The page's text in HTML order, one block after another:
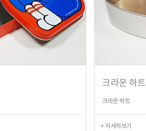
크라운 하트
크라운 하트
+ 자세히보기